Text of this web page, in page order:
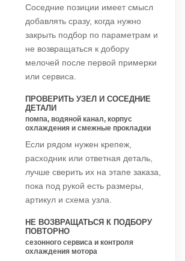
Соседние позиции имеет смысл
добавлять сразу, когда нужно
закрыть подбор по параметрам и
не возвращаться к добору
мелочей после первой примерки
или сервиса.
ПРОВЕРИТЬ УЗЕЛ И СОСЕДНИЕ
ДЕТАЛИ
помпа, водяной канал, корпус
охлаждения и смежные прокладки
Если рядом нужен крепеж,
расходник или ответная деталь,
лучше сверить их на этапе заказа,
пока под рукой есть размеры,
артикул и схема узла.
НЕ ВОЗВРАЩАТЬСЯ К ПОДБОРУ
ПОВТОРНО
сезонного сервиса и контроля
охлаждения мотора